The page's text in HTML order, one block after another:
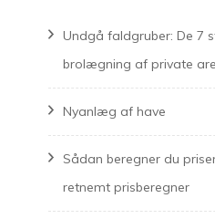
Undgå faldgruber: De 7
brolægning af private
Nyanlæg af have
Sådan beregner du
retnemt prisberegner